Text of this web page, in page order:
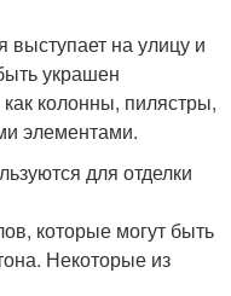
выступает на улицу и
украшен
колонны, пилястры,
элементами.
для отделки
которые могут быть
Некоторые из